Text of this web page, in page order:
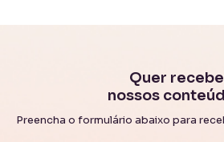
Quer
nossos
Preencha o formulário abaixo para